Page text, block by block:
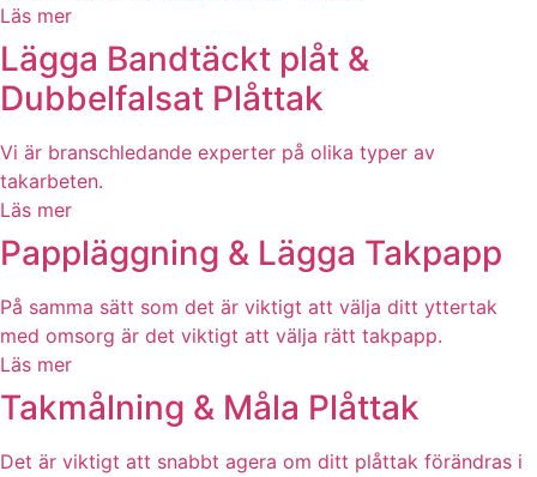
Läs mer
Lägga Bandtäckt plåt &
Dubbelfalsat Plåttak
Vi är branschledande experter på olika typer av
takarbeten.
Läs mer
Pappläggning & Lägga Takpapp
På samma sätt som det är viktigt att välja ditt yttertak
med omsorg är det viktigt att välja rätt takpapp.
Läs mer
Takmålning & Måla Plåttak
Det är viktigt att snabbt agera om ditt plåttak förändras i